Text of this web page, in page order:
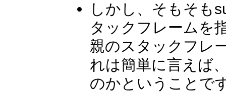
しかし、そもそも
タックフレームを
親のスタックフレ
れは簡単に言えば
のかということで